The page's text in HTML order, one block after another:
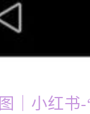
图｜小红书